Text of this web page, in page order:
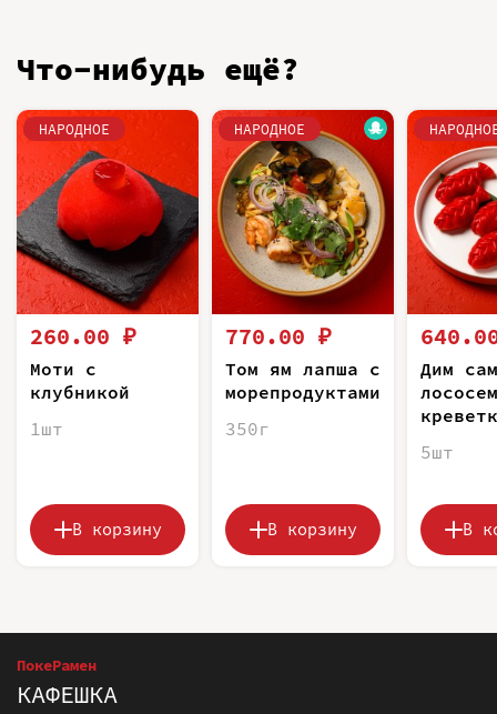
Что-нибудь ещё?
НАРОДНОЕ
260.00 ₽
Моти с
клубникой
1шт
В корзину
НАРОДНОЕ
770.00 ₽
Том ям лапша с
морепродуктами
350г
В корзину
Дим
5шт
В
ПокеРамен
КАФЕШКА